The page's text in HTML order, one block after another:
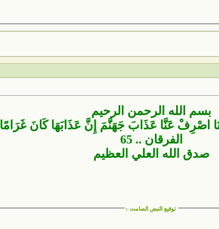
بسم الله الرحمن الرحيم
اصْرِفْ عَنَّا عَذَابَ جَهَنَّمَ إِنَّ عَذَابَهَا كَانَ غَرَامًا
الفرقان .. 65
صدق الله العلي العظيم
توقيع النبض الصامت :